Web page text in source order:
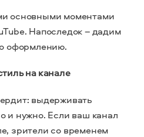
основными моментами
Напоследок – дадим
оформлению.
на канале
выдерживать
и нужно. Если ваш канал
зрители со временем